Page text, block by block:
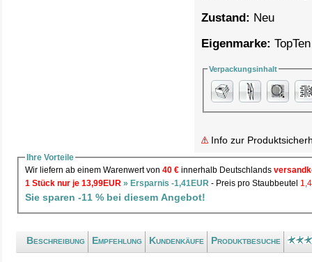
Zustand: Neu
Eigenmarke: TopTen
Verpackungsinhalt
Info zur
Ihre Vorteile
Wir liefern ab einem Warenwert von40 € innerhalb Deutschlands
1 Stück nur je 13,99EUR » Ersparnis -1,41EUR - Preis pro Staubbeutel
Sie sparen -11 % bei diesem Angebot!
Beschreibung Empfehlung Kundenkäufe Produktbesuche